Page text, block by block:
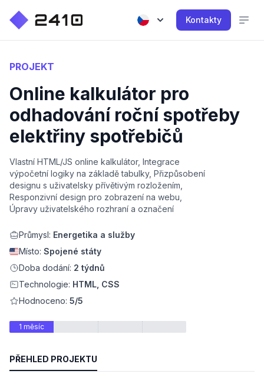
Kontakty
PROJEKT
Online kalkulátor pro
odhadování roční spotřeby
elektřiny spotřebičů
Vlastní HTML/JS online kalkulátor, Integrace
výpočetní logiky na základě tabulky, Přizpůsobení
designu s uživatelsky přívětivým rozložením,
Responzivní design pro zobrazení na webu,
Úpravy uživatelského rozhraní a označení
Průmysl: Energetika a služby
Místo: Spojené státy
Doba dodání: 2 týdnů
Technologie: HTML, CSS
Hodnoceno: 5/5
1 měsíc
PŘEHLED PROJEKTU